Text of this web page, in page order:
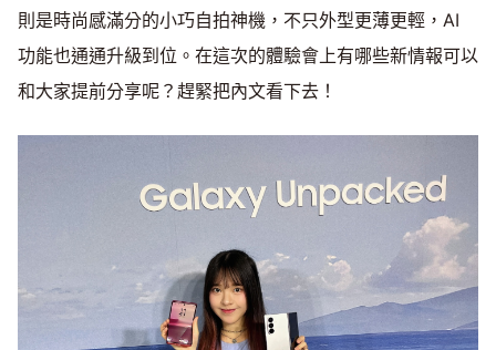
則是時尚感滿分的小巧自拍神機，不只外型更薄更輕，AI
功能也通通升級到位。在這次的體驗會上有哪些新情報可以
和大家提前分享呢？趕緊把內文看下去！